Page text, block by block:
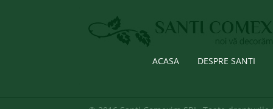
ACASA DESPRE SANTI